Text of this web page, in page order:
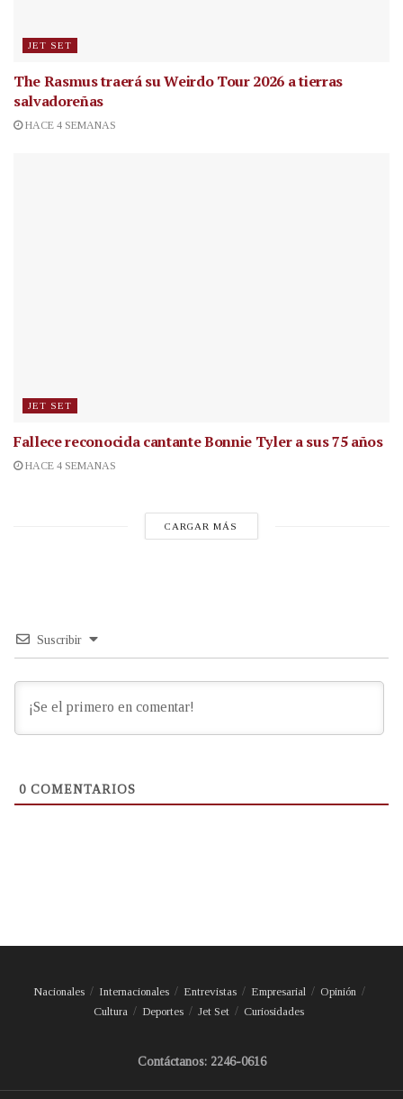
JET SET
The Rasmus traerá su Weirdo Tour 2026 a tierras
salvadoreñas
HACE 4 SEMANAS
JET SET
Fallece reconocida cantanteBonnie Tyler a sus 75 años
HACE 4 SEMANAS
CARGAR MÁS
Suscribir
0 COMENTARIOS
Nacionales Internacionales Entrevistas Empresarial
Opinión
Cultura
Deportes Jet Set Curiosidades
Contáctanos: 2246-0616